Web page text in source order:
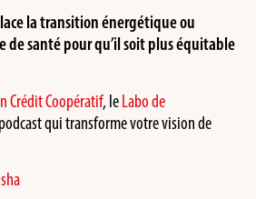
la transition énergétique ou
de santé pour qu’il soit plus équitable
Crédit Coopératif, leLabo de
qui transforme votre vision de